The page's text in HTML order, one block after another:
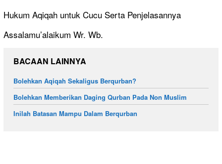
Hukum Aqiqah untuk Cucu Serta Penjelasannya
Assalamu’alaikum Wr. Wb.
BACAAN LAINNYA
Bolehkan Aqiqah Sekaligus Berqurban?
Bolehkan Memberikan Daging Qurban Pada Non Muslim
Inilah Batasan Mampu Dalam Berqurban